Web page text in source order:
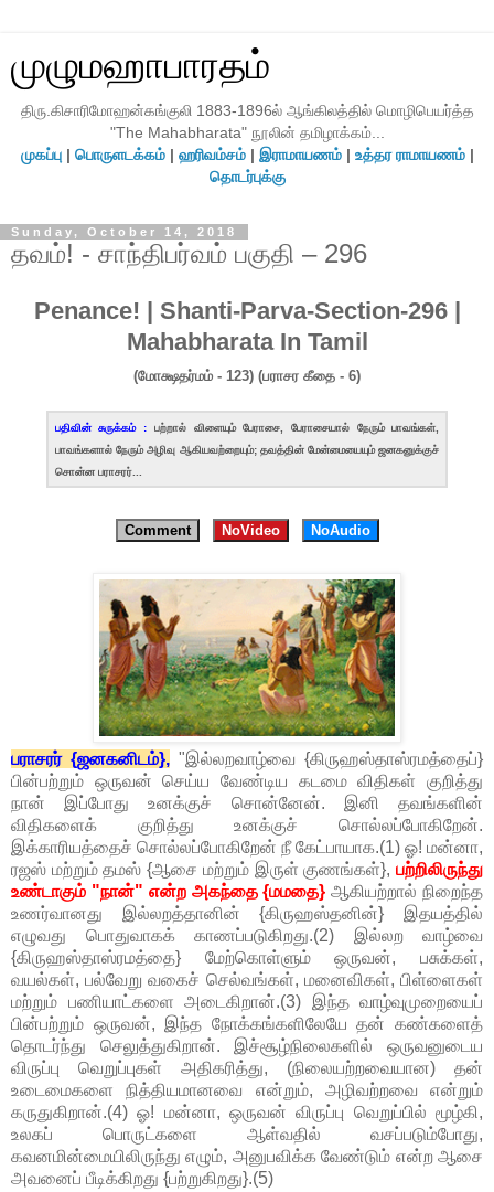
முழுமஹாபாரதம்
திரு.கிசாரிமோஹன்கங்குலி 1883-1896ல் ஆங்கிலத்தில் மொழிபெயர்த்த
"The Mahabharata" நூலின் தமிழாக்கம்...
முகப்பு| பொருளடக்கம்| ஹரிவம்சம்| இராமாயணம்| உத்தர ராமாயணம்|
தொடர்புக்கு
Sunday, October 14, 2018
தவம்! - சாந்திபர்வம் பகுதி – 296
Penance! | Shanti-Parva-Section-296 |
Mahabharata In Tamil
(மோக்ஷதர்மம் - 123) (பராசர கீதை - 6)
பதிவின் சுருக்கம் : பற்றால் விளையும் பேராசை, பேராசையால் நேரும் பாவங்கள்,
பாவங்களால் நேரும் அழிவு ஆகியவற்றையும்; தவத்தின் மேன்மையையும் ஜனகனுக்குச்
சொன்ன பராசரர்...
Comment NoVideo NoAudio
பராசரர் {ஜனகனிடம்}, "இல்லறவாழ்வை {கிருஹஸ்தாஸ்ரமத்தைப்}
பின்பற்றும் ஒருவன் செய்ய வேண்டிய கடமை விதிகள் குறித்து
நான் இப்போது உனக்குச் சொன்னேன். இனி தவங்களின்
விதிகளைக் குறித்து உனக்குச் சொல்லப்போகிறேன்.
இக்காரியத்தைச் சொல்லப்போகிறேன் நீ கேட்பாயாக.(1) ஓ! மன்னா,
ரஜஸ் மற்றும் தமஸ் {ஆசை மற்றும் இருள் குணங்கள்}, பற்றிலிருந்து
உண்டாகும் "நான்" என்ற அகந்தை {மமதை}ஆகியற்றால் நிறைந்த
உணர்வானது இல்லறத்தானின் {கிருஹஸ்தனின்} இதயத்தில்
எழுவது பொதுவாகக் காணப்படுகிறது.(2) இல்லற வாழ்வை
{கிருஹஸ்தாஸ்ரமத்தை} மேற்கொள்ளும் ஒருவன், பசுக்கள்,
வயல்கள், பல்வேறு வகைச் செல்வங்கள், மனைவிகள், பிள்ளைகள்
மற்றும் பணியாட்களை அடைகிறான்.(3) இந்த வாழ்வுமுறையைப்
பின்பற்றும் ஒருவன், இந்த நோக்கங்களிலேயே தன் கண்களைத்
தொடர்ந்து செலுத்துகிறான். இச்சூழ்நிலைகளில் ஒருவனுடைய
விருப்பு வெறுப்புகள் அதிகரித்து, (நிலையற்றவையான) தன்
உடைமைகளை நித்தியமானவை என்றும், அழிவற்றவை என்றும்
கருதுகிறான்.(4) ஓ! மன்னா, ஒருவன் விருப்பு வெறுப்பில் மூழ்கி,
உலகப் பொருட்களை ஆள்வதில் வசப்படும்போது,
கவனமின்மையிலிருந்து எழும், அனுபவிக்க வேண்டும் என்ற ஆசை
அவனைப் பீடிக்கிறது {பற்றுகிறது}.(5)